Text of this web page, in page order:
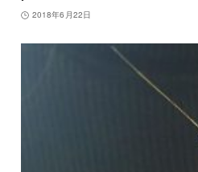
2018年6月22日